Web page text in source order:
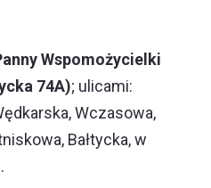
Wspomożycielki
74A); ulicami:
Wczasowa,
Bałtycka, w